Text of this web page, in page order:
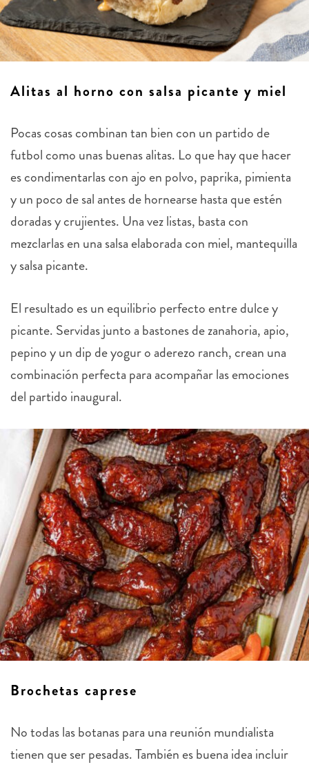
Alitas al horno con salsa picante y miel
Pocas cosas combinan tan bien con un partido de
futbol como unas buenas alitas. Lo que hay que hacer
es condimentarlas con ajo en polvo, paprika, pimienta
y un poco de sal antes de hornearse hasta que estén
doradas y crujientes. Una vez listas, basta con
mezclarlas en una salsa elaborada con miel, mantequilla
y salsa picante.
El resultado es un equilibrio perfecto entre dulce y
picante. Servidas junto a bastones de zanahoria, apio,
pepino y un dip de yogur o aderezo ranch, crean una
combinación perfecta para acompañar las emociones
del partido inaugural.
Brochetas caprese
No todas las botanas para una reunión mundialista
tienen que ser pesadas. También es buena idea incluir